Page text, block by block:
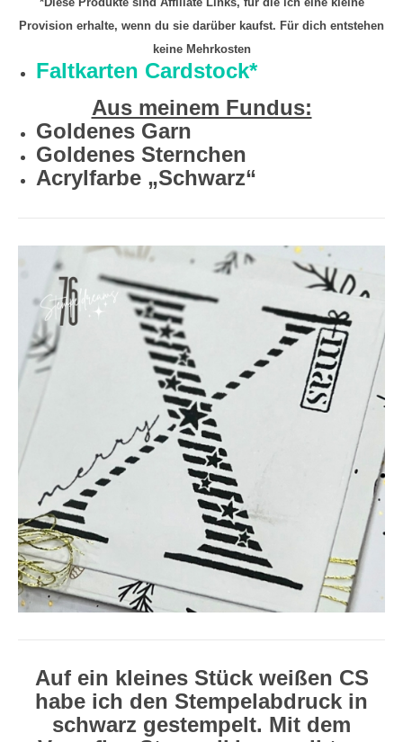
Provision erhalte, wenn du sie darüber kaufst. Für dich entstehen
keine Mehrkosten
Faltkarten Cardstock*
Aus meinem Fundus:
Goldenes Garn
Goldenes Sternchen
Acrylfarbe „Schwarz“
Auf ein kleines Stück weißen CS
habe ich den Stempelabdruck in
schwarz gestempelt. Mit dem